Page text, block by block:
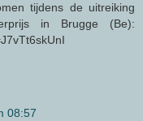
tijdens de uitreiking
in Brugge (Be):
08:57